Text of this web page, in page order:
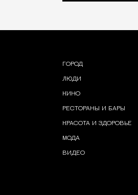
ГОРОД
ЛЮДИ
КИНО
РЕСТОРАНЫ И БАРЫ
КРАСОТА И ЗДОРОВЬЕ
МОДА
ВИДЕО